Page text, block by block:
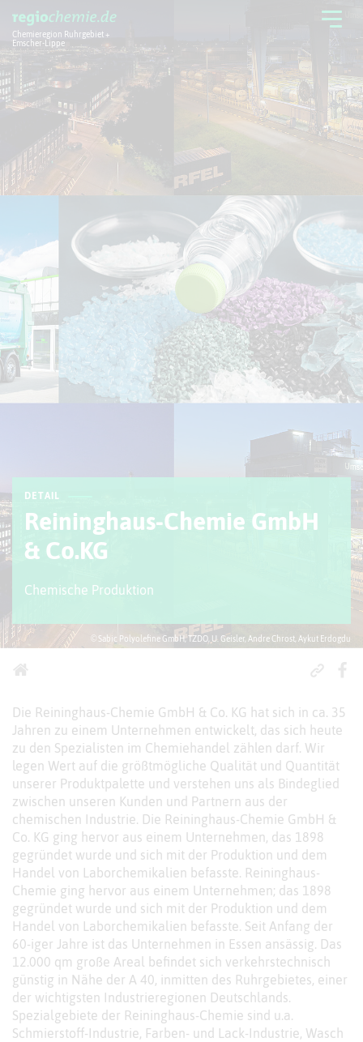
Chemieregion Ruhrgebiet +
Emscher-Lippe
Chemieregion
Aktuelles + Service
© Sabic Polyolefine GmbH, TZDO, U. Geisler, Andre Chrost, Aykut Erdogdu
DETAIL
Reininghaus-Chemie GmbH
& Co.KG
Chemische Produktion
Die Reininghaus-Chemie GmbH & Co. KG hat sich in ca. 35
Jahren zu einem Unternehmen entwickelt, das sich heute
zu den Spezialisten im Chemiehandel zählen darf. Wir
legen Wert auf die größtmögliche Qualität und Quantität
unserer Produktpalette und verstehen uns als Bindeglied
zwischen unseren Kunden und Partnern aus der
chemischen Industrie. Die Reininghaus-Chemie GmbH &
Co. KG ging hervor aus einem Unternehmen, das 1898
gegründet wurde und sich mit der Produktion und dem
Handel von Laborchemikalien befasste. Reininghaus-
Chemie ging hervor aus einem Unternehmen; das 1898
gegründet wurde und sich mit der Produktion und dem
Handel von Laborchemikalien befasste. Seit Anfang der
60-iger Jahre ist das Unternehmen in Essen ansässig. Das
12.000 qm große Areal befindet sich verkehrstechnisch
günstig in Nähe der A 40, inmitten des Ruhrgebietes, einer
der wichtigsten Industrieregionen Deutschlands.
Spezialgebiete der Reininghaus-Chemie sind u.a.
Schmierstoff-Industrie, Farben- und Lack-Industrie, Wasch